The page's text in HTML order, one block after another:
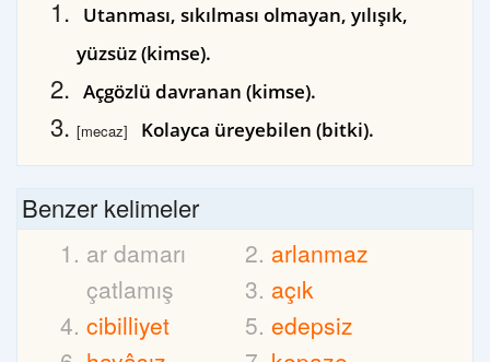
Utanması, sıkılması olmayan, yılışık,
yüzsüz (kimse).
Açgözlü davranan (kimse).
[mecaz] Kolayca üreyebilen (bitki).
Benzer kelimeler
ar damarı
çatlamış
arlanmaz
açık
cibilliyet
edepsiz